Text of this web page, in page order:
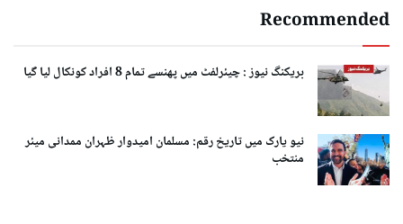
Recommended
بریکنگ نیوز : چیئرلفٹ میں پھنسے تمام 8 افراد کونکال لیا گیا
نیو یارک میں تاریخ رقم: مسلمان امیدوار ظہران ممدانی میئر
منتخب